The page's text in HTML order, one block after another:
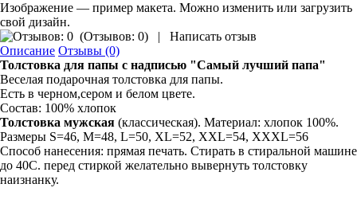
Изображение — пример макета. Можно изменить или загрузить
свой дизайн.
(Отзывов: 0) |
Написать отзыв
Описание Отзывы (0)
Толстовка для папы с надписью "Самый лучший папа"
Веселая подарочная толстовка для папы.
Есть в черном,сером и белом цвете.
Состав: 100% хлопок
Толстовка мужская (классическая). Материал: хлопок 100%.
Размеры S=46, M=48, L=50, XL=52, XXL=54, XXXL=56
Способ нанесения: прямая печать. Стирать в стиральной машине
до 40С. перед стиркой желательно вывернуть толстовку
наизнанку.